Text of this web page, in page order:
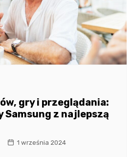
gry i przeglądania:
z najlepszą
1 września 2024